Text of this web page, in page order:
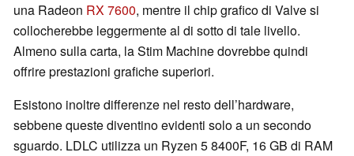
una Radeon RX 7600, mentre il chip grafico di Valve si
collocherebbe leggermente al di sotto di tale livello.
Almeno sulla carta, la Stim Machine dovrebbe quindi
offrire prestazioni grafiche superiori.
Esistono inoltre differenze nel resto dell’hardware,
sebbene queste diventino evidenti solo a un secondo
sguardo. LDLC utilizza un Ryzen 5 8400F, 16 GB di RAM